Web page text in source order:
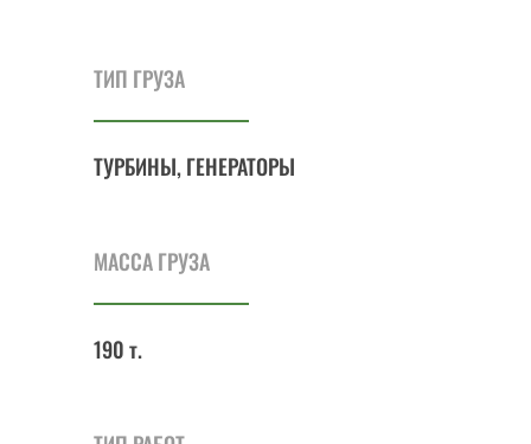
ТИП ГРУЗА
ТУРБИНЫ, ГЕНЕРАТОРЫ
МАССА ГРУЗА
190 т.